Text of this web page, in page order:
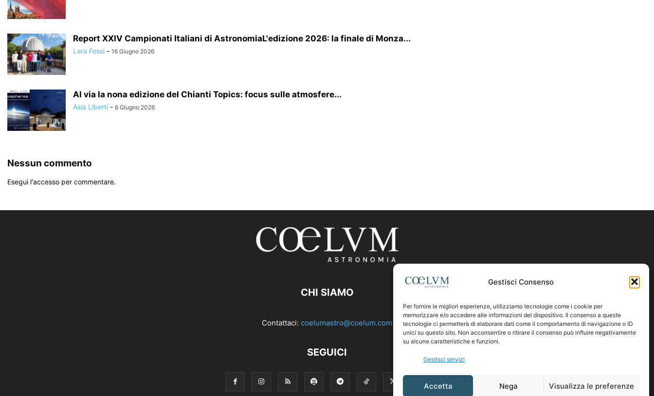
Gestisci Consenso
Per fornire le migliori esperienze, utilizziamo tecnologie come i cookie per
memorizzare e/o accedere alle informazioni del dispositivo. Il consenso a queste
tecnologie ci permetterà di elaborare dati come il comportamento di navigazione o ID
unici su questo sito. Non acconsentire o ritirare il consenso può influire negativamente
su alcune caratteristiche e funzioni.
Gestisci servizi
Accetta Nega Visualizza le preferenze
Report XXIV Campionati Italiani di AstronomiaL'edizione 2026: la finale di Monza...
Lara Fossi - 16 Giugno 2026
Al via la nona edizione del Chianti Topics: focus sulle atmosfere...
Asia Liberti - 6 Giugno 2026
Nessun commento
Esegui l'accesso per commentare.
CHI SIAMO
Contattaci: coelumastro@coelum.com
SEGUICI